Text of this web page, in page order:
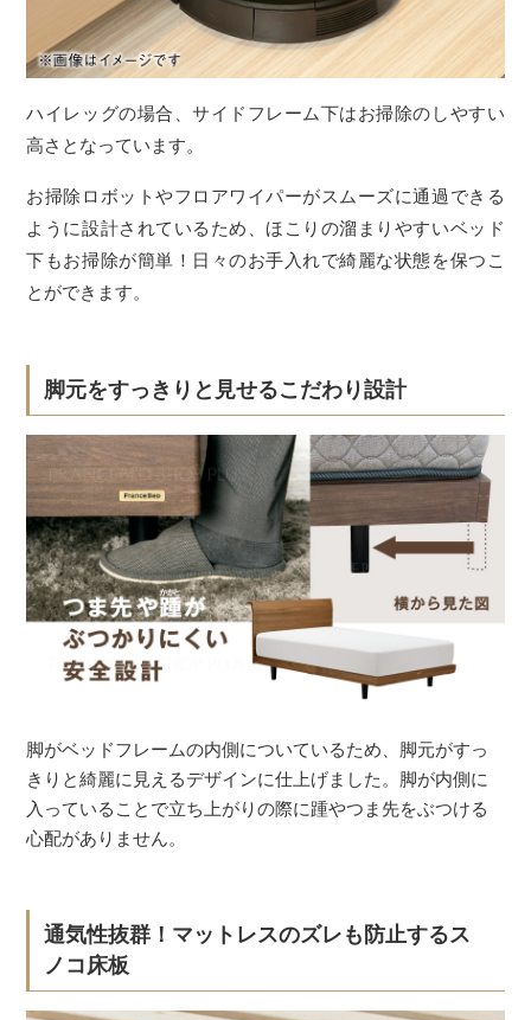
ハイレッグの場合、サイドフレーム下はお掃除のしやすい
高さとなっています。
お掃除ロボットやフロアワイパーがスムーズに通過できる
ように設計されているため、ほこりの溜まりやすいベッド
下もお掃除が簡単！日々のお手入れで綺麗な状態を保つこ
とができます。
脚元をすっきりと見せるこだわり設計
脚がベッドフレームの内側についているため、脚元がすっ
きりと綺麗に見えるデザインに仕上げました。脚が内側に
入っていることで立ち上がりの際に踵やつま先をぶつける
心配がありません。
通気性抜群！マットレスのズレも防止するス
ノコ床板